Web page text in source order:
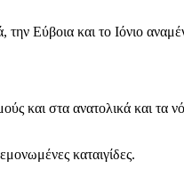
την Εύβοια και το Ιόνιο
και στα ανατολικά και τα
καταιγίδες.